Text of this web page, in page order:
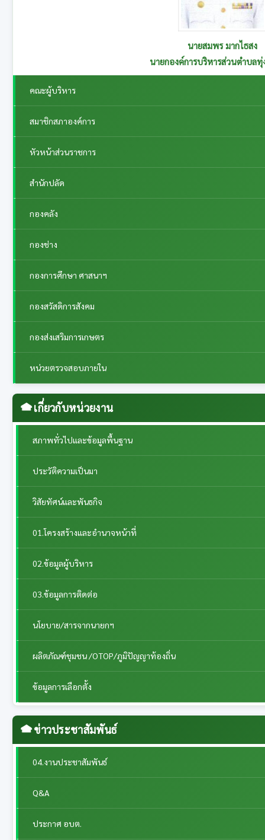
นายสุนทร อาษานอก
รองนายกองค์การบริหารส่วนตำบลทุ่งกระเต็น รับผิดชอบกอ
คณะผู้บริหาร
สมาชิกสภาองค์การ
หัวหน้าส่วนราชการ
สำนักปลัด
กองคลัง
กองช่าง
กองการศึกษา ศาสนาฯ
กองสวัสดิการสังคม
กองส่งเสริมการเกษตร
หน่วยตรวจสอบภายใน
เกี่ยวกับหน่วยงาน
สภาพทั่วไปและข้อมูลพื้นฐาน
ประวัติความเป็นมา
วิสัยทัศน์และพันธกิจ
01.โครงสร้างและอำนาจหน้าที่
02.ข้อมูลผู้บริหาร
03.ข้อมูลการติดต่อ
นโยบาย/สารจากนายกฯ
ผลิตภัณฑ์ชุมชน /OTOP/ภูมิปัญญาท้องถิ่น
ข้อมูลการเลือกตั้ง
ข่าวประชาสัมพันธ์
04.งานประชาสัมพันธ์
Q&A
ประกาศ อบต.